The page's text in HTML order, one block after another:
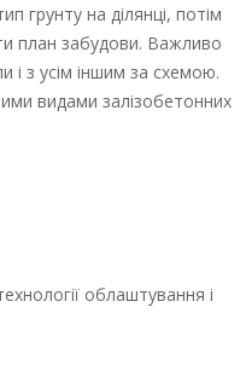
грунту на ділянці, потім
план забудови. Важливо
і з усім іншим за схемою.
видами залізобетонних
облаштування і